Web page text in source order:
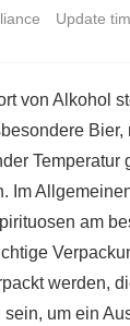
Update
von Alkohol
Temperatur
Im
am
werden,
um ein